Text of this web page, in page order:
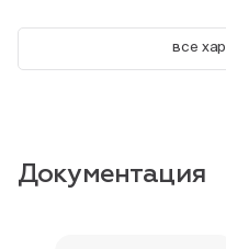
все
Документация